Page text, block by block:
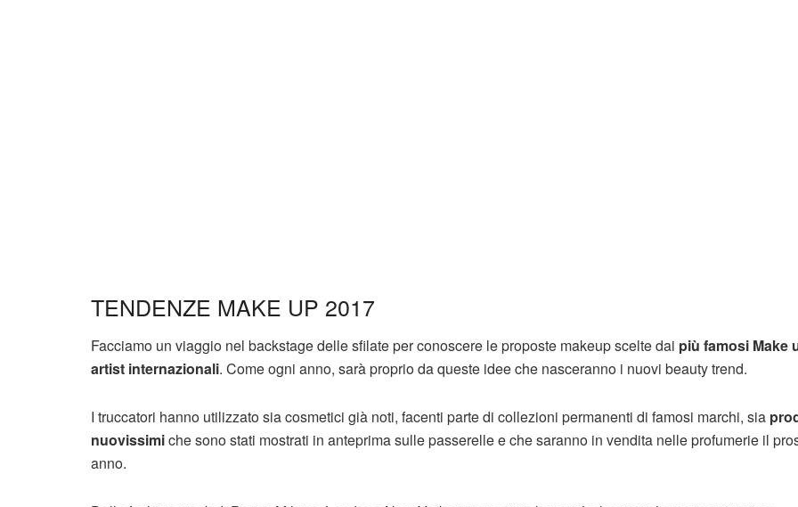
TENDENZE MAKE UP 2017
Facciamo un viaggio nel backstage delle sfilate per conoscere le proposte makeup scelte dai più famosi Make
artist internazionali. Come ogni anno, sarà proprio da queste idee che nasceranno i nuovi beauty trend.
I truccatori hanno utilizzato sia cosmetici già noti, facenti parte di collezioni permanenti di famosi marchi, sia
nuovissimiche sono stati mostrati in anteprima sulle passerelle e che saranno in vendita nelle profumerie il
anno.